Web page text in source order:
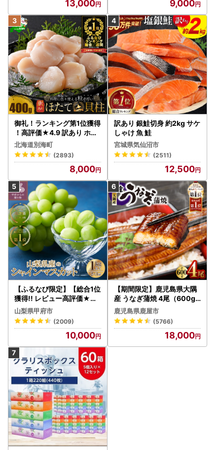
インマスカット フルーツ
13,000 9,000
御礼！ランキング第1位獲得
！高評価★4.9 訳あり ホタ
テ 400g（ほたて 帆立 貝柱
冷凍 ）
北海道別海町
(2893)
8,000
訳あり 銀鮭切身 約2kg サケ
しゃけ 魚 鮭
宮城県気仙沼市
(2511)
12,500
【ふるなび限定】【総合1位
獲得!! レビュー高評価★】
〈2026年度配送分〉山梨
県産 シャインマスカット 2
～3房（1.0kg以上）シャイ
ン フルーツ FN-Limited-S
P
山梨県甲府市
(2009)
10,000
【期間限定】鹿児島県大隅
産 うなぎ蒲焼 4尾（600g
） KN007-004-04-cp18
うなぎ 鰻 魚 惣菜 総菜
鹿児島県鹿屋市
(5766)
18,000